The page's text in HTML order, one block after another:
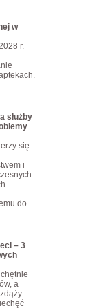
w
r.
służby
się
i
do
– 3
a